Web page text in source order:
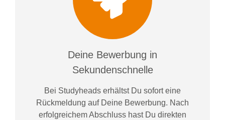
Deine Bewerbung in
Sekundenschnelle
Bei Studyheads erhältst Du sofort eine
Rückmeldung auf Deine Bewerbung. Nach
erfolgreichem Abschluss hast Du direkten